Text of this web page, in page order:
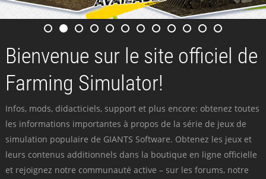
Bienvenue sur le site officiel de
Farming Simulator!
Infos, mods, didacticiels, support et plus encore: obtenez toutes
les informations importantes à propos de la série de jeux de
simulation populaire de GIANTS Software. Obtenez les jeux et
leurs contenus additionnels dans la boutique en ligne officielle
et rejoignez notre communauté active – sur les forums, notre